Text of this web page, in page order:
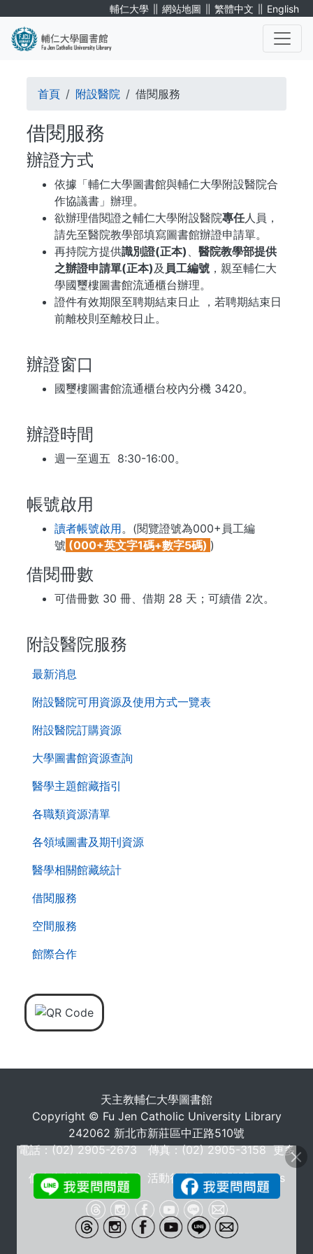
輔仁大學 ∥ 網站地圖 ∥ 繁體中文 ∥ English
附設醫院服務
第
二
層
覽
列
最新消息
附設醫院可用資源及使用方式一覽表
附設醫院訂購資源
大學圖書館資源查詢
醫學主題館藏指引
各職類資源清單
各領域圖書及期刊資源
醫學相關館藏統計
借閱服務
空間服務
館際合作
導
連
結
首頁 附設醫院 借閱服務
借閱服務
辦證方式
依據「輔仁大學圖書館與輔仁大學附設醫院合
作協議書」辦理。
欲辦理借閱證之輔仁大學附設醫院專任人員，
請先至醫院教學部填寫圖書館辦證申請單。
再持院方提供識別證(正本) 、 醫院教學部提供
之辦證申請單(正本)及 員工編號 ，親至輔仁大
學國璽樓圖書館流通櫃台辦理。
證件有效期限至聘期結束日止 ，若聘期結束日
前離校則至離校日止。
辦證窗口
國璽樓圖書館流通櫃台校內分機 3420。
辦證時間
週一至週五 8:30-16:00。
帳號啟用
讀者帳號啟用。(閱覽證號為000+員工編
號 (000+英文字1碼+數字5碼) )
借閱冊數
可借冊數 30 冊、借期 28 天；可續借 2次。
天主教輔仁大學圖書館
Copyright © Fu Jen Catholic University Library
242062 新北市新莊區中正路510號
電話：(02) 2905-2673 傳真：(02) 2905-3158更多
個人資料蒐集告知聲明 活動行事曆 常問問題 FAQs